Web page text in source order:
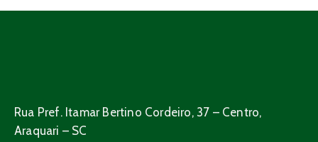
Rua Pref. Itamar Bertino Cordeiro, 37 – Centro,
Araquari – SC